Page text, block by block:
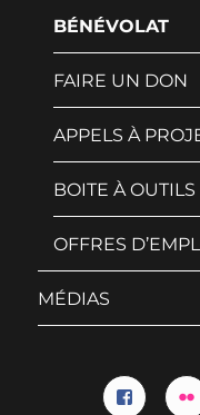
BÉNÉVOLAT
FAIRE UN DON
APPELS À
BOITE À OUTILS
OFFRES
MÉDIAS